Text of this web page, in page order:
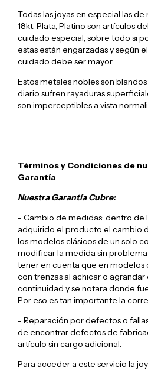
Todas las joyas en especial las
18kt, Plata, Platino son artículos
cuidado especial, sobre todo si
estas están engarzadas y según
cuidado debe ser mayor.
Estos metales nobles son
diario sufren rayaduras
son imperceptibles a vista
Términos y Condiciones de
Garantía
Nuestra Garantía Cubre:
- Cambio de medidas: dentro de
adquirido el producto el cambio
los modelos clásicos de un solo
modificar la medida sin
tener en cuenta que en modelos
con trenzas al achicar o
continuidad y se notara donde
Por eso es tan importante la
- Reparación por defectos o
de encontrar defectos de
artículo sin cargo adicional.
Para acceder a este servicio la